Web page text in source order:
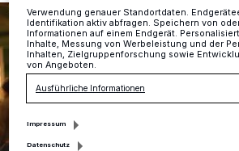
Verwendung genauer Standortdaten.
Identifikation aktiv abfragen. Speichern von
Informationen auf einem Endgerät.
Inhalte, Messung von Werbeleistung und der
Inhalten, Zielgruppenforschung sowie
von Angeboten.
Ausführliche Informationen
Impressum
Datenschutz